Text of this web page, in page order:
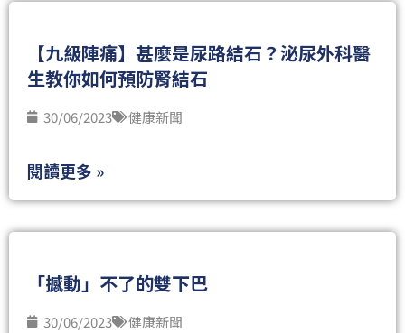
【九級陣痛】甚麼是尿路結石？泌尿外科醫
生教你如何預防腎結石
30/06/2023 健康新聞
閱讀更多 »
「撼動」不了的雙下巴
30/06/2023 健康新聞